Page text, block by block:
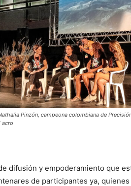
Pinzón, campeona colombiana de
acro
difusión y empoderamiento que
de participantes ya,